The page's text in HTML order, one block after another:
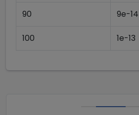
90 9e-14
100 1e-13